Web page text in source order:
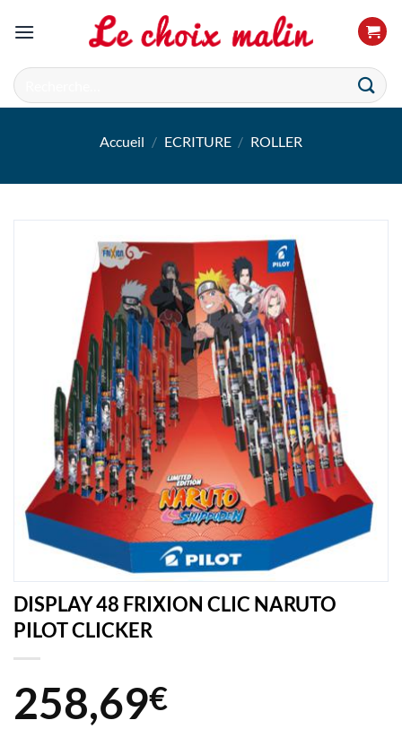
Recherche
pour :
Accueil / ECRITURE / ROLLER
DISPLAY 48 FRIXION CLIC NARUTO
PILOT CLICKER
258,69€